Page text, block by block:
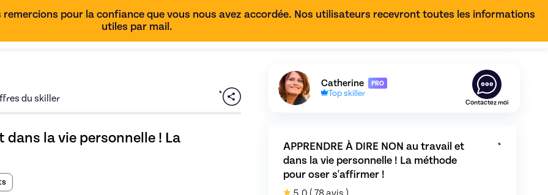
pour la confiance que vous nous avez accordée. Nos utilisateurs recevront toutes les informations
utiles par mail.
du skiller
dans la vie personnelle ! La
s
Découvrez le profil de Skiller enConfiance
Catherine PRO
Top skiller
Contactez moi
APPRENDRE À DIRE NON au travail et
dans la vie personnelle ! La méthode
pour oser s'affirmer !